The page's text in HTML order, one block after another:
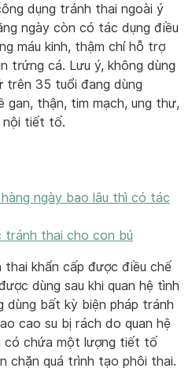
dụng tránh thai ngoài ý
ngày còn có tác dụng điều
máu kinh, thậm chí hỗ trợ
trứng cá. Lưu ý, không dùng
trên 35 tuổi đang dùng
gan, thận, tim mạch, ung thư,
nội tiết tố.
ngày bao lâu thì có tác
tránh thai cho con bú
khẩn cấp được điều chế
dùng sau khi quan hệ tình
dùng bất kỳ biện pháp tránh
cao su bị rách do quan hệ
có chứa một lượng tiết tố
chặn quá trình tạo phôi thai.